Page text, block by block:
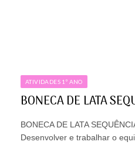
ATIVIDADES 1º ANO
BONECA DE LATA
BONECA DE LATA
Desenvolver e trabalhar o